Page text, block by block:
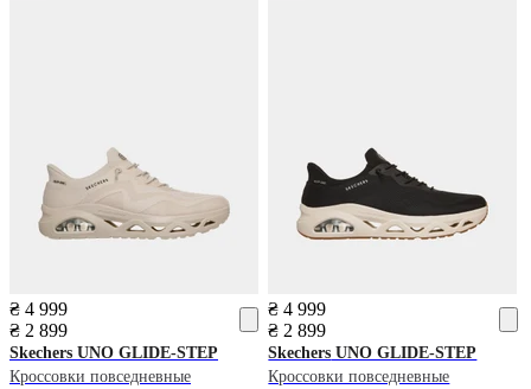
₴ 4 999
₴ 2 899
Skechers UNO GLIDE-STEP
Кроссовки повседневные
₴ 4 999
₴ 2 899
Skechers UNO GLIDE-STEP
Кроссовки повседневные